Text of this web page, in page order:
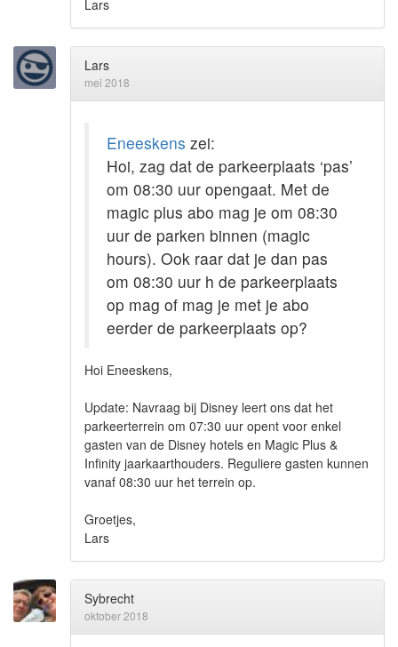
Lars
Lars
mei 2018
Eneeskens zei:
Hoi, zag dat de parkeerplaats ‘pas’
om 08:30 uur opengaat. Met de
magic plus abo mag je om 08:30
uur de parken binnen (magic
hours). Ook raar dat je dan pas
om 08:30 uur h de parkeerplaats
op mag of mag je met je abo
eerder de parkeerplaats op?
Hoi Eneeskens,
Update: Navraag bij Disney leert ons dat het
parkeerterrein om 07:30 uur opent voor enkel
gasten van de Disney hotels en Magic Plus &
Infinity jaarkaarthouders. Reguliere gasten kunnen
vanaf 08:30 uur het terrein op.
Groetjes,
Lars
Sybrecht
oktober 2018